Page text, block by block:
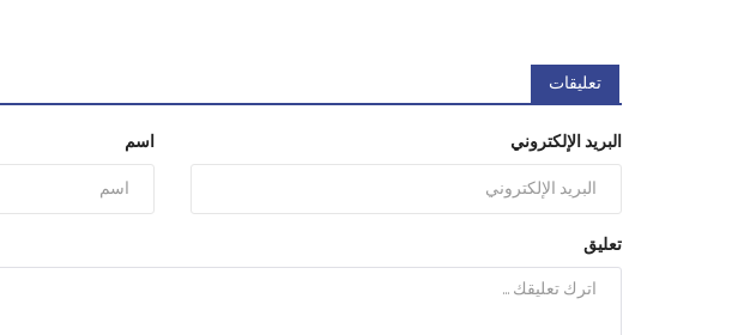
تعليقات
اسم البريد الإلكتروني
تعليق